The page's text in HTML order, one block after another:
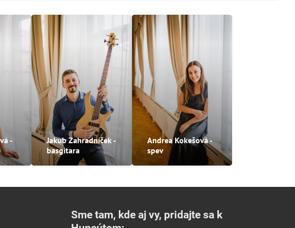
-
Jakub Zahradníček -
basgitara
Andrea Kokešová -
spev
Sme tam, kde aj vy, pridajte sa k